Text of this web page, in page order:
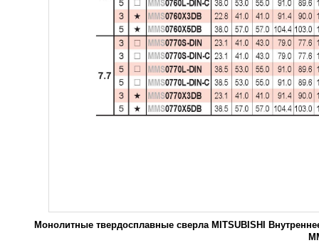
Монолитные твердосплавные сверла MITSUBISHI